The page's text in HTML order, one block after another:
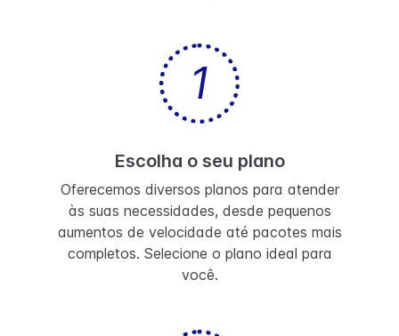
1
Escolha o seu plano
Oferecemos diversos planos para atender
às suas necessidades, desde pequenos
aumentos de velocidade até pacotes mais
completos. Selecione o plano ideal para
você.